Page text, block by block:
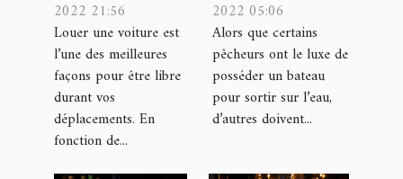
location d’une
voiture avec
une agence ?
2022 21:56
Louer une voiture est
l’une des meilleures
façons pour être libre
durant vos
déplacements. En
fonction de...
tubes flottants
de pêche
2022 05:06
Alors que certains
pêcheurs ont le luxe de
posséder un bateau
pour sortir sur l’eau,
d’autres doivent...